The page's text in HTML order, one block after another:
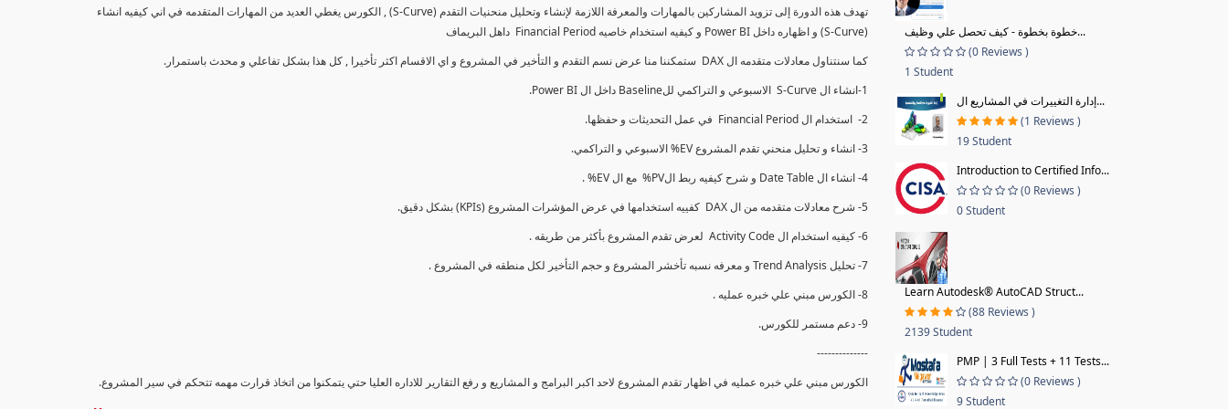
تهدف هذه الدورة إلى تزويد المشاركين بالمهارات والمعرفة اللازمة لإنشاء وتحليل منحنيات التقدم (S-Curve) , الكورس يغطي العديد من المهارات المتقدمه في اني كيفيه انشاء
(S-Curve) و اظهاره داخل Power BI و كيفيه استخدام خاصيه Financial Period داهل البريماف
كما سنتناول معادلات متقدمه ال DAX ستمكننا منا عرض نسم التقدم و التأخير في المشروع و اي الاقسام اكثر تأخيرا , كل هذا بشكل تفاعلي و محدث باستمرار.
1-انشاء ال S-Curve الاسبوعي و التراكمي للBaseline داخل ال Power BI.
2- استخدام ال Financial Period في عمل التحديثات و حفظها.
3- انشاء و تحليل منحني تقدم المشروع EV% الاسبوعي و التراكمي.
4- انشاء ال Date Table و شرح كيفيه ربط الPV% مع ال EV% .
5- شرح معادلات متقدمه من ال DAX كفييه استخدامها في عرض المؤشرات المشروع (KPIs) بشكل دقيق.
6- كيفيه استخدام ال Activity Code لعرض تقدم المشروع بأكثر من طريقه .
7- تحليل Trend Analysis و معرفه نسبه تأخشر المشروع و حجم التأخير لكل منطقه في المشروع .
8- الكورس مبني علي خبره عمليه .
9- دعم مستمر للكورس.
--------------
الكورس مبني علي خبره عمليه في اظهار تقدم المشروع لاحد اكبر البرامج و المشاريع و رفع التقارير للاداره العليا حتي يتمكنوا من اتخاذ قرارت مهمه تتحكم في سير المشروع.
خطوة بخطوة - كيف تحصل علي وظيف...
(0 Reviews )
1 Student
إدارة التغييرات في المشاريع ال...
(1 Reviews )
19 Student
Introduction to Certified Info...
(0 Reviews )
0 Student
Learn Autodesk® AutoCAD Struct...
(88 Reviews )
2139 Student
PMP | 3 Full Tests + 11 Tests...
(0 Reviews )
9 Student